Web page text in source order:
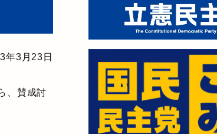
年3月23日
、賛成討